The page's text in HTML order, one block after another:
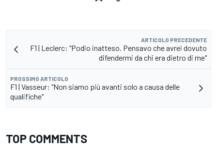
ARTICOLO PRECEDENTE
F1 | Leclerc: "Podio inatteso. Pensavo che avrei dovuto
difendermi da chi era dietro di me"
PROSSIMO ARTICOLO
F1 | Vasseur: "Non siamo più avanti solo a causa delle
qualifiche"
TOP COMMENTS